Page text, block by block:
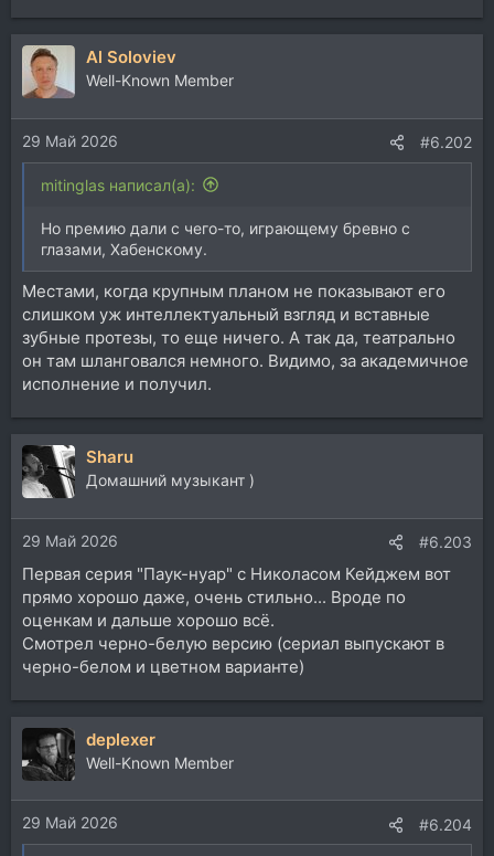
Al Soloviev
Well-Known Member
29 Май 2026 #6.202
mitinglas написал(а):
Но премию дали с чего-то, играющему бревно с
глазами, Хабенскому.
Местами, когда крупным планом не показывают его
слишком уж интеллектуальный взгляд и вставные
зубные протезы, то еще ничего. А так да, театрально
он там шланговался немного. Видимо, за академичное
исполнение и получил.
Sharu
Домашний музыкант )
29 Май 2026 #6.203
Первая серия "Паук-нуар" с Николасом Кейджем вот
прямо хорошо даже, очень стильно... Вроде по
оценкам и дальше хорошо всё.
Смотрел черно-белую версию (сериал выпускают в
черно-белом и цветном варианте)
deplexer
Well-Known Member
29 Май 2026 #6.204